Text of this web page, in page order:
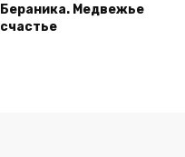
Бераника. Медвежье
счастье